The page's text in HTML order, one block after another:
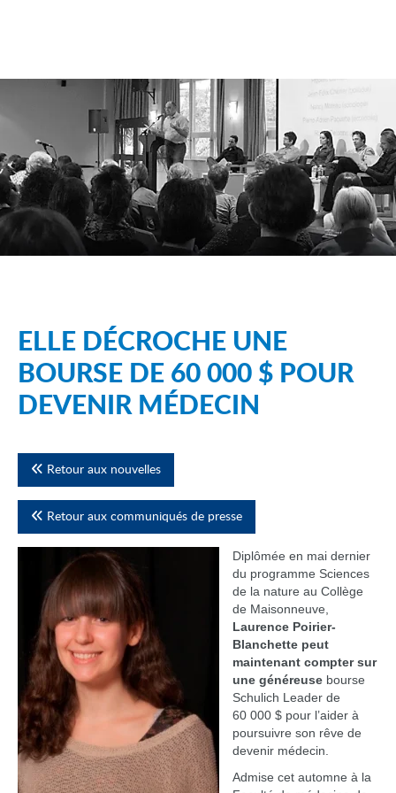
ELLE DÉCROCHE UNE
BOURSE DE 60 000 $ POUR
DEVENIR MÉDECIN
Retour aux nouvelles
Retour aux communiqués de presse
Diplômée en mai dernier
du programme Sciences
de la nature au Collège
de Maisonneuve,
Laurence Poirier-
Blanchette peut
maintenant compter sur
une généreuse bourse
Schulich Leader de
60 000 $ pour l’aider à
poursuivre son rêve de
devenir médecin.
Admise cet automne à la